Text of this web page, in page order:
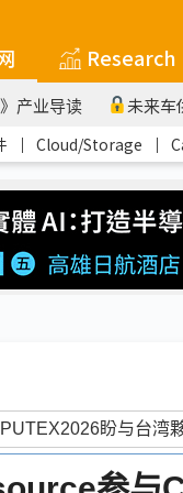
Research
产业导读 未来车
｜ Cloud/Storage ｜